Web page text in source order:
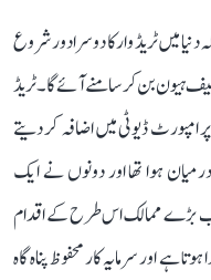
میں ٹریڈ وار کا دوسرا دور شروع
ہیون بن کر سامنے آئے گا۔ ٹریڈ
ڈیوٹی میں اضافہ کر دیتے
ہوا تھا اور دونوں نے ایک
بڑھا دیا۔ جب بڑے ممالک اس طرح کے اقدام
ہے اور سرمایہ کار محفوظ پناہ گاہ